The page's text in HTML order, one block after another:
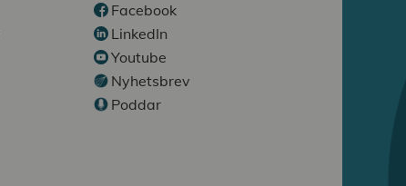
Facebook
LinkedIn
Youtube
Nyhetsbrev
Poddar